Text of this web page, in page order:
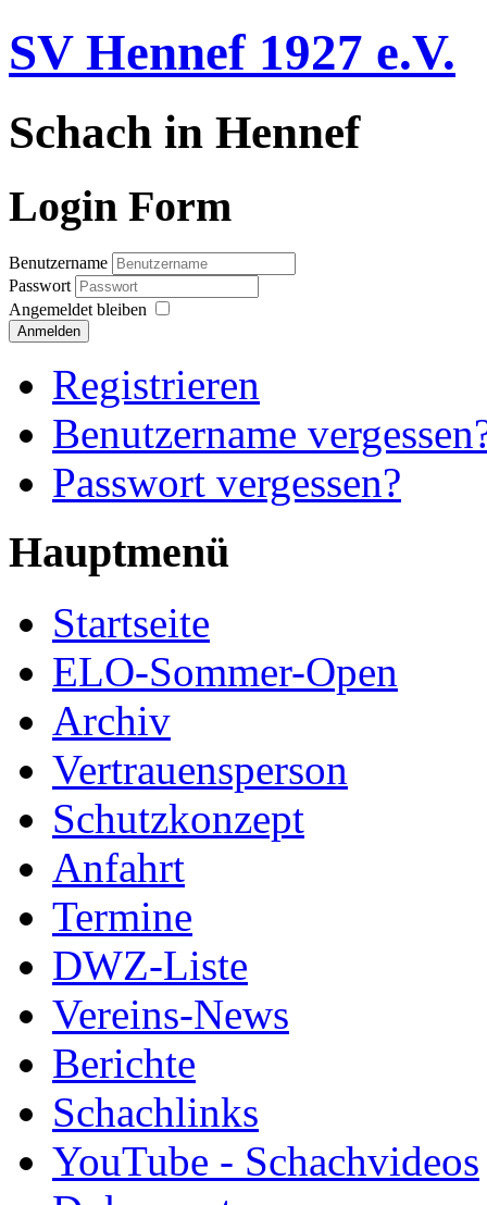
SV Hennef 1927 e.V.
Schach in Hennef
Login Form
Benutzername
Passwort
Angemeldet bleiben
Anmelden
Registrieren
Benutzername
Passwort vergessen?
Hauptmenü
Startseite
ELO-Sommer-Open
Archiv
Vertrauensperson
Schutzkonzept
Anfahrt
Termine
DWZ-Liste
Vereins-News
Berichte
Schachlinks
YouTube - Schachvideos